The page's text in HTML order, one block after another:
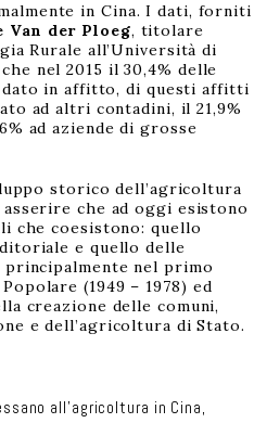
in Cina. I dati, forniti
Van der Ploeg, titolare
Rurale all’Università di
nel 2015 il 30,4% delle
in affitto, di questi affitti
ad altri contadini, il 21,9%
ad aziende di grosse
storico dell’agricoltura
che ad oggi esistono
che coesistono: quello
e quello delle
nel primo
(1949 – 1978) ed
creazione delle comuni,
e dell’agricoltura di Stato.
all’agricoltura in Cina,